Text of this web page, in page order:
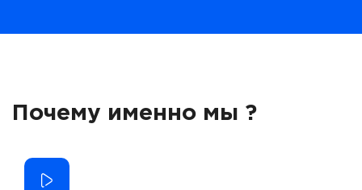
Почему именно мы ?